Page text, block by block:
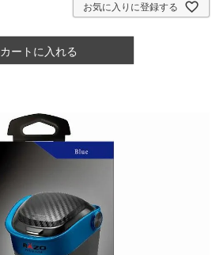
お気に入りに登録する
カートに入れる